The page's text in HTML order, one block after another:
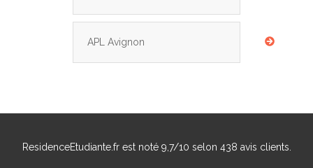
APL Avignon
ResidenceEtudiante.frest noté 9,7/10 selon 438 avis clients.